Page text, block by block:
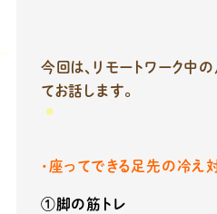
今回は、リモートワーク中
てお話します。
・座ってできる足先の冷え
①脚の筋トレ